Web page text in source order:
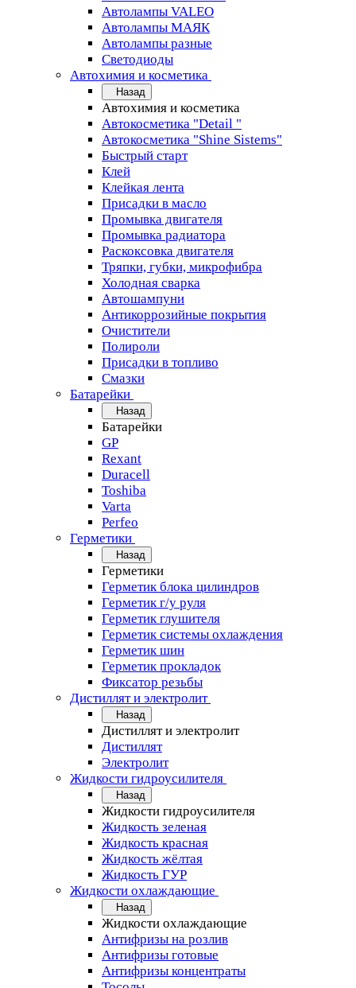
Автолампы VALEO
Автолампы МАЯК
Автолампы разные
Светодиоды
Автохимия и косметика
Назад
Автохимия и косметика
Автокосметика "Detail "
Автокосметика "Shine Sistems"
Быстрый старт
Клей
Клейкая лента
Присадки в масло
Промывка двигателя
Промывка радиатора
Раскоксовка двигателя
Тряпки, губки, микрофибра
Холодная сварка
Автошампуни
Антикоррозийные покрытия
Очистители
Полироли
Присадки в топливо
Смазки
Батарейки
Назад
Батарейки
GP
Rexant
Duracell
Toshiba
Varta
Perfeo
Герметики
Назад
Герметики
Герметик блока цилиндров
Герметик г/у руля
Герметик глушителя
Герметик системы охлаждения
Герметик шин
Герметик прокладок
Фиксатор резьбы
Дистиллят и электролит
Назад
Дистиллят и электролит
Дистиллят
Электролит
Жидкости гидроусилителя
Назад
Жидкости гидроусилителя
Жидкость зеленая
Жидкость красная
Жидкость жёлтая
Жидкость ГУР
Жидкости охлаждающие
Назад
Жидкости охлаждающие
Антифризы на розлив
Антифризы готовые
Антифризы концентраты